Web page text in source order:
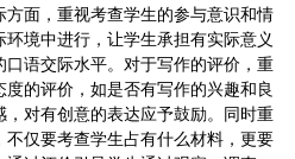
面，重视考查学生的参与意识和情
境中进行，让学生承担有实际意义
语交际水平。对于写作的评价，重
的评价，如是否有写作的兴趣和良
对有创意的表达应予鼓励。同时重
仅要考查学生占有什么材料，更要